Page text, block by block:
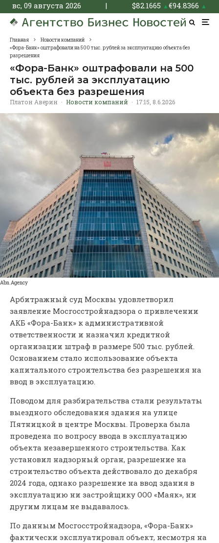
вс, 09 августа 2026 | $82.1665 ▲€94.8366 ▲
Главная
Новости компаний
«Фора-Банк» оштрафовали на 500 тыс. рублей за эксплуатацию объекта без
разрешения
«Фора-Банк» оштрафовали на 500
тыс. рублей за эксплуатацию
объекта без разрешения
Платон Аверин · Новости компаний · 17:15, 8.6.2026
Abn.Agency
Арбитражный суд Москвы удовлетворил
заявление Мосгосстройнадзора о привлечении
АКБ «Фора-Банк» к административной
ответственности и назначил кредитной
организации штраф в размере 500 тыс. рублей.
Основанием стало использование объекта
капитального строительства без разрешения на
ввод в эксплуатацию.
Поводом для разбирательства стали результаты
выездного обследования здания на улице
Пятницкой в центре Москвы. Проверка была
проведена по вопросу ввода в эксплуатацию
объекта незавершенного строительства. Как
установил надзорный орган, разрешение на
строительство объекта действовало до декабря
2024 года, однако разрешение на ввод здания в
эксплуатацию ни застройщику ООО «Маяк», ни
другим лицам не выдавалось.
По данным Мосгосстройнадзора, «Фора-Банк»
фактически эксплуатировал объект, несмотря на